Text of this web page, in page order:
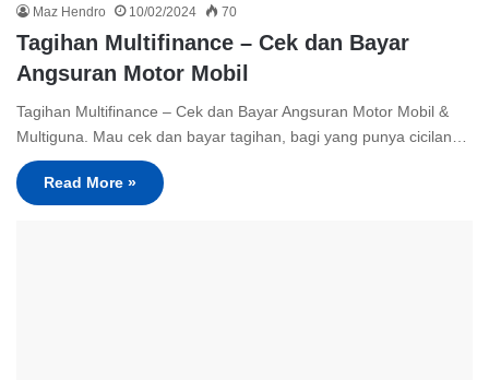
Maz Hendro 10/02/2024 70
Tagihan Multifinance – Cek dan Bayar
Angsuran Motor Mobil
Tagihan Multifinance – Cek dan Bayar Angsuran Motor Mobil &
Multiguna. Mau cek dan bayar tagihan, bagi yang punya cicilan…
Read More »